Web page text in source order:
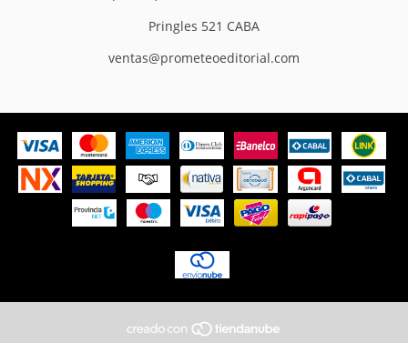
Pringles 521 CABA
ventas@prometeoeditorial.com